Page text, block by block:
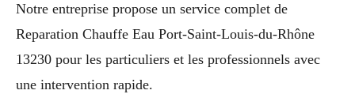
Notre entreprise propose un service complet de
Reparation Chauffe Eau Port-Saint-Louis-du-Rhône
13230 pour les particuliers et les professionnels avec
une intervention rapide.